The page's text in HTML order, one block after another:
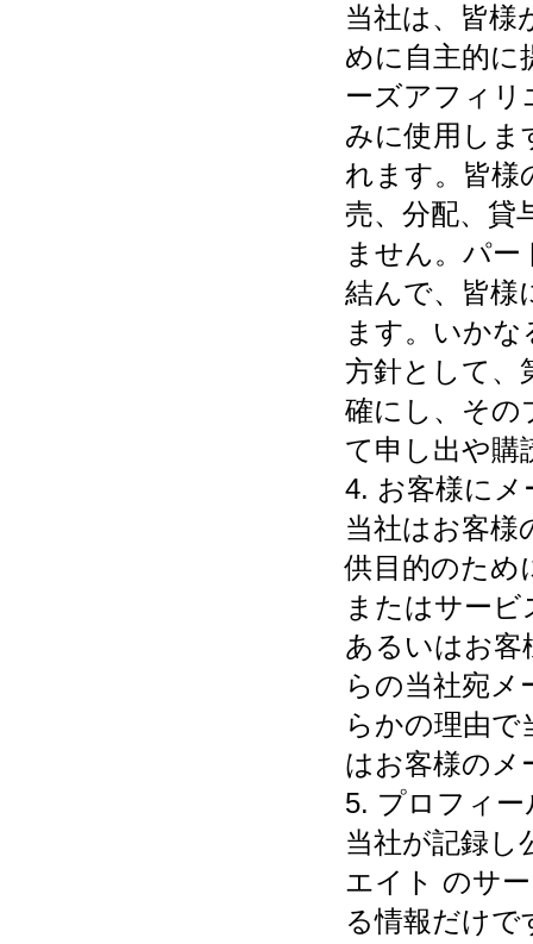
当社は、皆様
めに自主的に
ーズアフィ
みに使用しま
れます。皆様
売、分配、貸
ません。パ
結んで、皆様
ます。いか
方針として、
確にし、その
て申し出や購
4. お客様に
当社はお客様
供目的のため
またはサー
あるいはお客
らの当社宛
らかの理由で
はお客様のメ
5. プロフィ
当社が記録し
エイト のサ
る情報だけで